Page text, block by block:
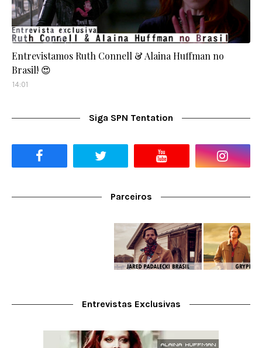
Entrevistamos Ruth Connell & Alaina Huffman no
Brasil! 😍
14:01
Siga SPN Tentation
Parceiros
Entrevistas Exclusivas